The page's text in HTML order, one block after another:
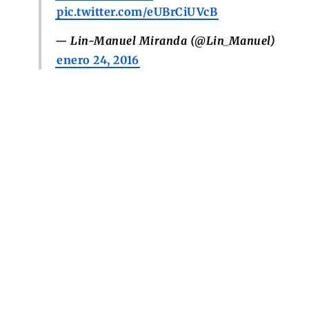
pic.twitter.com/eUBrCiUVcB
— Lin-Manuel Miranda (@Lin_Manuel)
enero 24, 2016